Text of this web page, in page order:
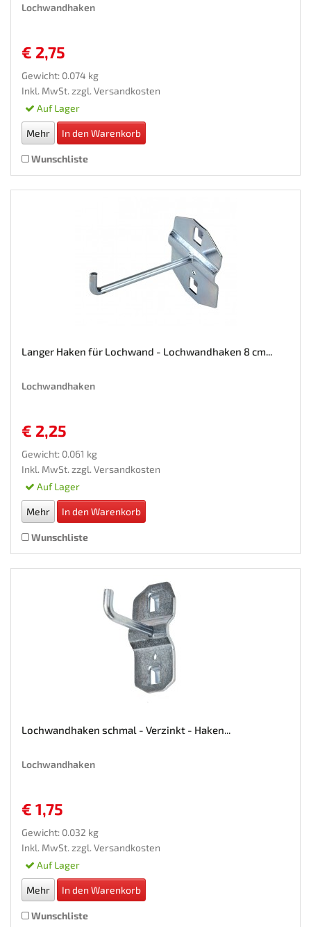
Lochwandhaken
€ 2,75
Gewicht: 0.074 kg
Inkl. MwSt. zzgl. Versandkosten
Auf Lager
Mehr In den Warenkorb
Wunschliste
Langer Haken für Lochwand - Lochwandhaken 8 cm...
Lochwandhaken
€ 2,25
Gewicht: 0.061 kg
Inkl. MwSt. zzgl. Versandkosten
Auf Lager
Mehr In den Warenkorb
Wunschliste
Lochwandhaken schmal - Verzinkt - Haken...
Lochwandhaken
€ 1,75
Gewicht: 0.032 kg
Inkl. MwSt. zzgl. Versandkosten
Auf Lager
Mehr In den Warenkorb
Wunschliste